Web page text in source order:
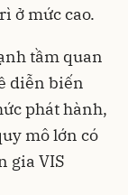
ở mức cao.
tầm quan
diễn biến
phát hành,
mô lớn có
gia VIS